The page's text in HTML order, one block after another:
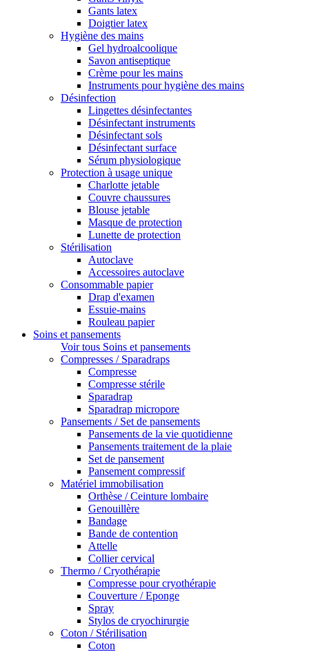
Gants latex
Doigtier latex
Hygiène des mains
Gel hydroalcoolique
Savon antiseptique
Crème pour les mains
Instruments pour hygiène des mains
Désinfection
Lingettes désinfectantes
Désinfectant instruments
Désinfectant sols
Désinfectant surface
Sérum physiologique
Protection à usage unique
Charlotte jetable
Couvre chaussures
Blouse jetable
Masque de protection
Lunette de protection
Stérilisation
Autoclave
Accessoires autoclave
Consommable papier
Drap d'examen
Essuie-mains
Rouleau papier
Soins et pansements
Voir tous Soins et pansements
Compresses / Sparadraps
Compresse
Compresse stérile
Sparadrap
Sparadrap micropore
Pansements / Set de pansements
Pansements de la vie quotidienne
Pansements traitement de la plaie
Set de pansement
Pansement compressif
Matériel immobilisation
Orthèse / Ceinture lombaire
Genouillère
Bandage
Bande de contention
Attelle
Collier cervical
Thermo / Cryothérapie
Compresse pour cryothérapie
Couverture / Eponge
Spray
Stylos de cryochirurgie
Coton / Stérilisation
Coton